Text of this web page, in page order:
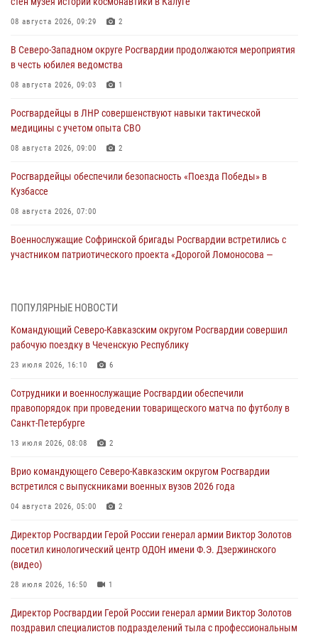
08 августа 2026, 09:29 2
В Северо-Западном округе Росгвардии продолжаются мероприятия
в честь юбилея ведомства
08 августа 2026, 09:03 1
Росгвардейцы в ЛНР совершенствуют навыки тактической
медицины с учетом опыта СВО
08 августа 2026, 09:00 2
Росгвардейцы обеспечили безопасность «Поезда Победы» в
Кузбассе
08 августа 2026, 07:00
Военнослужащие Софринской бригады Росгвардии встретились с
участником патриотического проекта «Дорогой Ломоносова —
настольному теннису ко Дню физкультурника
08 августа 2026, 07:00
исполнилось 20 лет
08 августа 2026, 07:00
В Москве росгвардейцы оказали помощь медикам и девушке с
08 августа 2026, 06:32 1
Спецназ Росгвардии в Марий Эл почтил память товарища на
08 августа 2026, 06:15
ПОПУЛЯРНЫЕ НОВОСТИ
Командующий Северо-Кавказским округом Росгвардии совершил
рабочую поездку в Чеченскую Республику
23 июля 2026, 16:10 6
Сотрудники и военнослужащие Росгвардии обеспечили
правопорядок при проведении товарищеского матча по футболу в
Санкт-Петербурге
13 июля 2026, 08:08 2
Врио командующего Северо-Кавказским округом Росгвардии
встретился с выпускниками военных вузов 2026 года
04 августа 2026, 05:00 2
Директор Росгвардии Герой России генерал армии Виктор Золотов
посетил кинологический центр ОДОН имени Ф.Э. Дзержинского
(видео)
28 июля 2026, 16:50 1
Директор Росгвардии Герой России генерал армии Виктор Золотов
поздравил специалистов подразделений тыла с профессиональным